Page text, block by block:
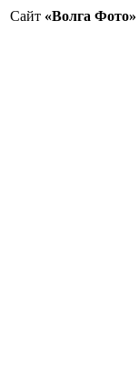
Сайт «Волга Фото»